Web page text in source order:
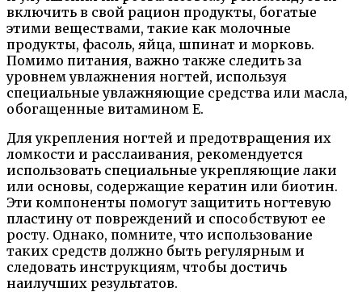
включить в свой рацион продукты, богатые
этими веществами, такие как молочные
продукты, фасоль, яйца, шпинат и морковь.
Помимо питания, важно также следить за
уровнем увлажнения ногтей, используя
специальные увлажняющие средства или масла,
обогащенные витамином Е.
Для укрепления ногтей и предотвращения их
ломкости и расслаивания, рекомендуется
использовать специальные укрепляющие лаки
или основы, содержащие кератин или биотин.
Эти компоненты помогут защитить ногтевую
пластину от повреждений и способствуют ее
росту. Однако, помните, что использование
таких средств должно быть регулярным и
следовать инструкциям, чтобы достичь
наилучших результатов.